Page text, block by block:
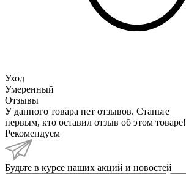
Уход
Умеренный
Отзывы
У данного товара нет отзывов. Станьте
первым, кто оставил отзыв об этом товаре!
Рекомендуем
Будьте в курсе наших акций и новостей